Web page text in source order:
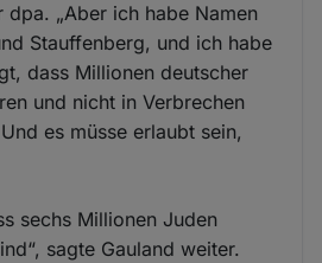
dpa. „Aber ich habe Namen
Stauffenberg, und ich habe
dass Millionen deutscher
und nicht in Verbrechen
es müsse erlaubt sein,
sechs Millionen Juden
sagte Gauland weiter.